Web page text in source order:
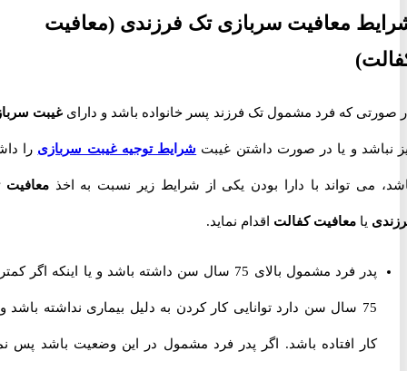
معافیت سربازی تک فرزندی(معافیت
که فرد مشمول تک فرزند پسر خانواده باشد و دارای غیبت سربازی
و یا در صورت داشتن غیبتشرایط توجیه غیبت سربازیرا داشته
می تواند با دارا بودن یکی از شرایط زیر نسبت به اخذ معافیت تک
یامعافیت کفالتاقدام نماید.
پدر فرد مشمول بالای 75 سال سن داشته باشد و یا اینکه اگر کمتر از
75 سال سن دارد توانایی کار کردن به دلیل بیماری نداشته باشد و از
کار افتاده باشد. اگر پدر فرد مشمول در این وضعیت باشد پس نمی